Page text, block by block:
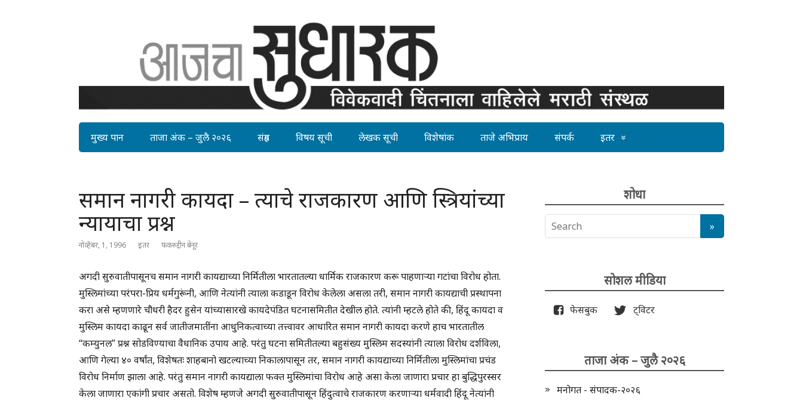
मुख्य पान ताजा अंक – जुलै २०२६ संग्रह विषय सूची लेखक सूची विशेषांक ताजे अभिप्राय संपर्क इतर
समान नागरी कायदा – त्याचे राजकारण आणि स्त्रियांच्या
न्यायाचा प्रश्न
नोव्हेंबर, 1, 1996 इतर फकरुद्दीन बेनूर
अगदी सुरुवातीपासूनच समान नागरी कायद्याच्या निर्मितीला भारतातल्या धार्मिक राजकारण करू पाहणार्‍या गटांचा विरोध होता.
मुस्लिमांच्या परंपरा-प्रिय धर्मगुरूंनी, आणि नेत्यांनी त्याला कडाडून विरोध केलेला असला तरी, समान नागरी कायद्याची प्रस्थापना
करा असे म्हणणारे चौधरी हैदर हुसेन यांच्यासारखे कायदेपंडित घटनासमितीत देखील होते. त्यांनी म्हटले होते की, हिंदू कायदा व
मुस्लिम कायदा काढून सर्व जातीजमातींना आधुनिकत्वाच्या तत्त्वावर आधारित समान नागरी कायदा करणे हाच भारतातील
‘‘कम्युनल” प्रश्न सोडविण्याचा वैधानिक उपाय आहे. परंतु घटना समितीतल्या बहुसंख्य मुस्लिम सदस्यांनी त्याला विरोध दर्शविला,
आणि गेल्या ४० वर्षांत, विशेषतः शाहबानो खटल्याच्या निकालापासून तर, समान नागरी कायद्याच्या निर्मितीला मुस्लिमांचा प्रचंड
विरोध निर्माण झाला आहे. परंतु समान नागरी कायद्याला फक्त मुस्लिमांचा विरोध आहे असा केला जाणारा प्रचार हा बुद्धिपुरस्सर
केला जाणारा एकांगी प्रचार असतो. विशेष म्हणजे अगदी सुरुवातीपासून हिंदुत्वाचे राजकारण करणार्‍या धर्मवादी हिंदू नेत्यांनी
शोधा
सोशल मीडिया
फेसबुक ट्विटर
ताजा अंक – जुलै २०२६
मनोगत - संपादक-२०२६